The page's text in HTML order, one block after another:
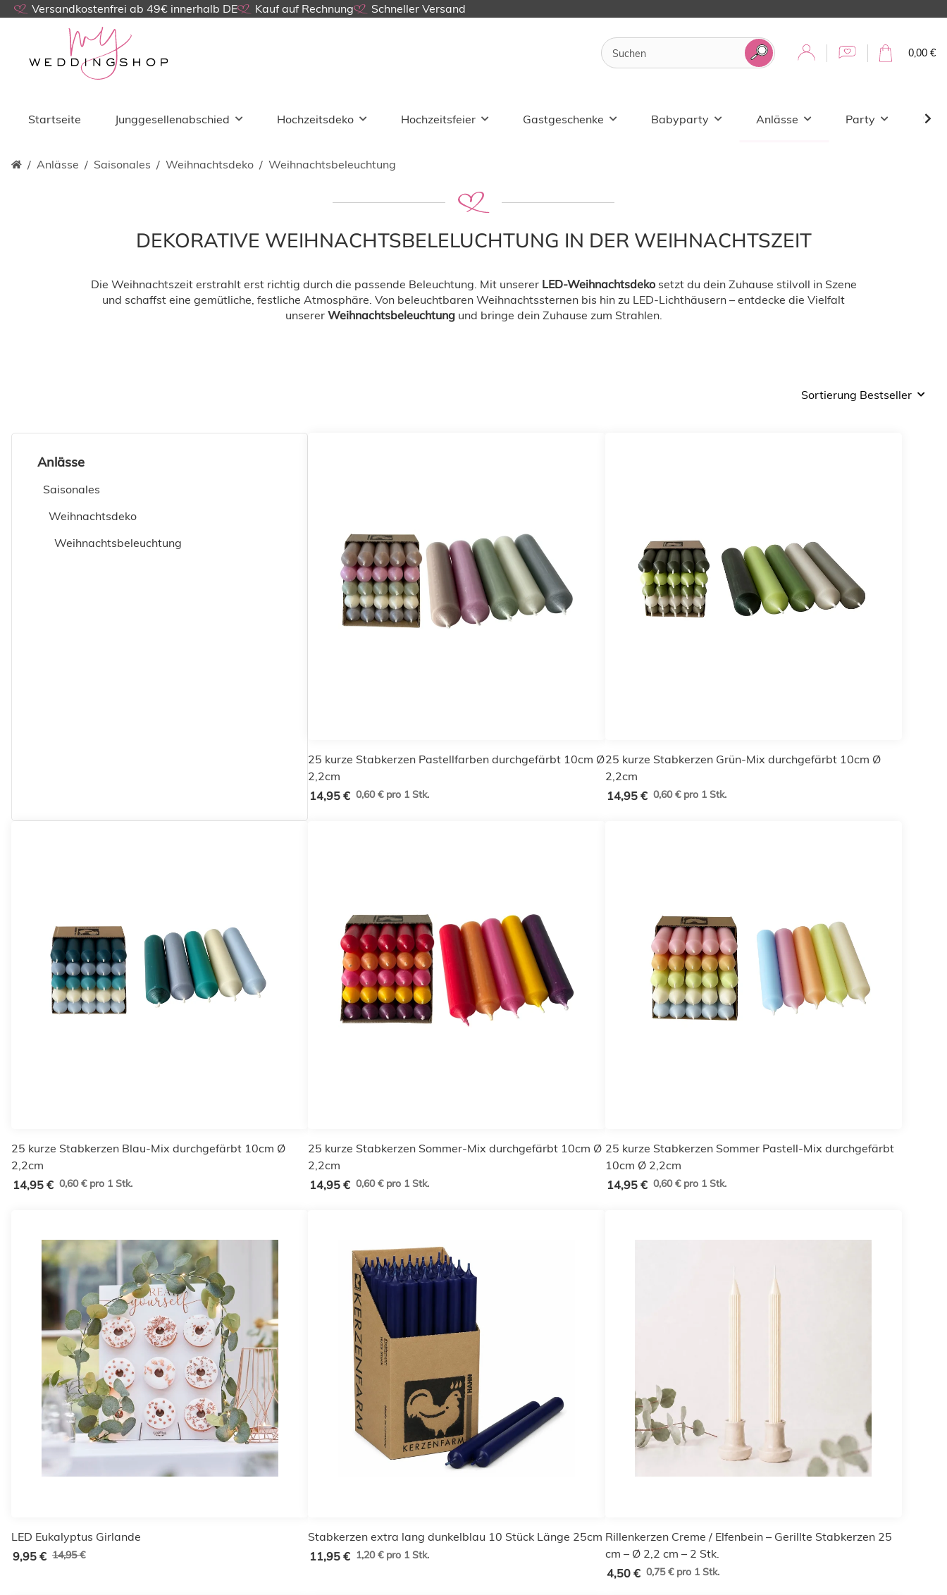
Versandkostenfrei ab 49€ innerhalb DE Kauf auf Rechnung Schneller Versand
0,00 €
Startseite Junggesellenabschied Hochzeitsdeko Hochzeitsfeier Gastgeschenke Babyparty Anlässe Party Sale
Anlässe Saisonales Weihnachtsdeko Weihnachtsbeleuchtung
DEKORATIVE WEIHNACHTSBELELUCHTUNG IN DER WEIHNACHTSZEIT
Die Weihnachtszeit erstrahlt erst richtig durch die passende Beleuchtung. Mit unserer LED-Weihnachtsdekosetzt du dein Zuhause stilvoll in Szene
und schaffst eine gemütliche, festliche Atmosphäre. Von beleuchtbaren Weihnachtssternen bis hin zu LED-Lichthäusern – entdecke die Vielfalt
unserer Weihnachtsbeleuchtungund bringe dein Zuhause zum Strahlen.
Sortierung Bestseller
Anlässe
Saisonales
Weihnachtsdeko
Weihnachtsbeleuchtung
25 kurze Stabkerzen Pastellfarben durchgefärbt 10cm Ø
2,2cm
14,95 € 0,60 € pro 1 Stk.
25 kurze Stabkerzen Grün-Mix durchgefärbt 10cm Ø
2,2cm
14,95 € 0,60 € pro 1 Stk.
25 kurze Stabkerzen Blau-Mix durchgefärbt 10cm Ø
2,2cm
14,95 € 0,60 € pro 1 Stk.
25 kurze Stabkerzen Sommer-Mix durchgefärbt 10cm Ø
2,2cm
14,95 € 0,60 € pro 1 Stk.
25 kurze Stabkerzen Sommer Pastell-Mix durchgefärbt
10cm Ø 2,2cm
14,95 € 0,60 € pro 1 Stk.
LED Eukalyptus Girlande
9,95 € 14,95 €
Stabkerzen extra lang dunkelblau 10 Stück Länge 25cm
11,95 € 1,20 € pro 1 Stk.
Rillenkerzen Creme / Elfenbein – Gerillte Stabkerzen 25
cm – Ø 2,2 cm – 2 Stk.
4,50 € 0,75 € pro 1 Stk.